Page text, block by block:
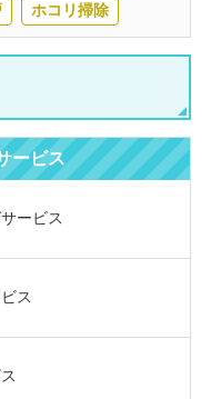
ホコリ掃除
ービス
ービス
ス